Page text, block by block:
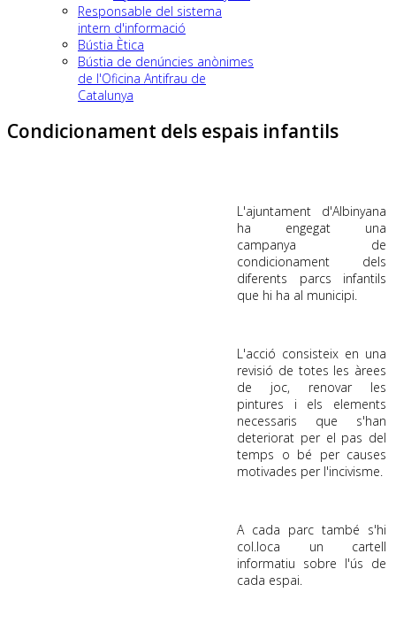
Responsable del sistema
intern d'informació
Bústia Ètica
Bústia de denúncies anònimes
de l'Oficina Antifrau de
Catalunya
Condicionament dels espais infantils
L'ajuntament d'Albinyana
ha engegat una
campanya de
condicionament dels
diferents parcs infantils
que hi ha al municipi.
L'acció consisteix en una
revisió de totes les àrees
de joc, renovar les
pintures i els elements
necessaris que s'han
deteriorat per el pas del
temps o bé per causes
motivades per l'incivisme.
A cada parc també s'hi
col.loca un cartell
informatiu sobre l'ús de
cada espai.